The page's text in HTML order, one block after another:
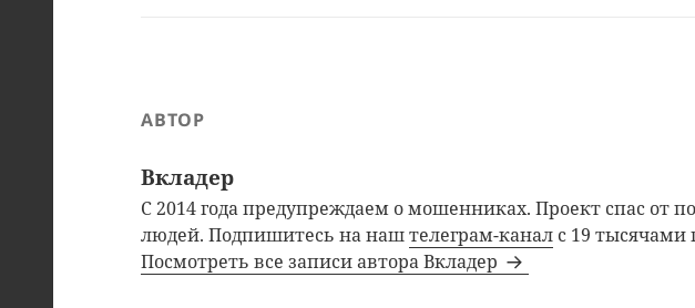
АВТОР
Вкладер
С 2014 года предупреждаем о мошенниках. Проект спас от
людей. Подпишитесь на наштелеграм-канал с 19 тысячами
Посмотреть все записи автора Вкладер